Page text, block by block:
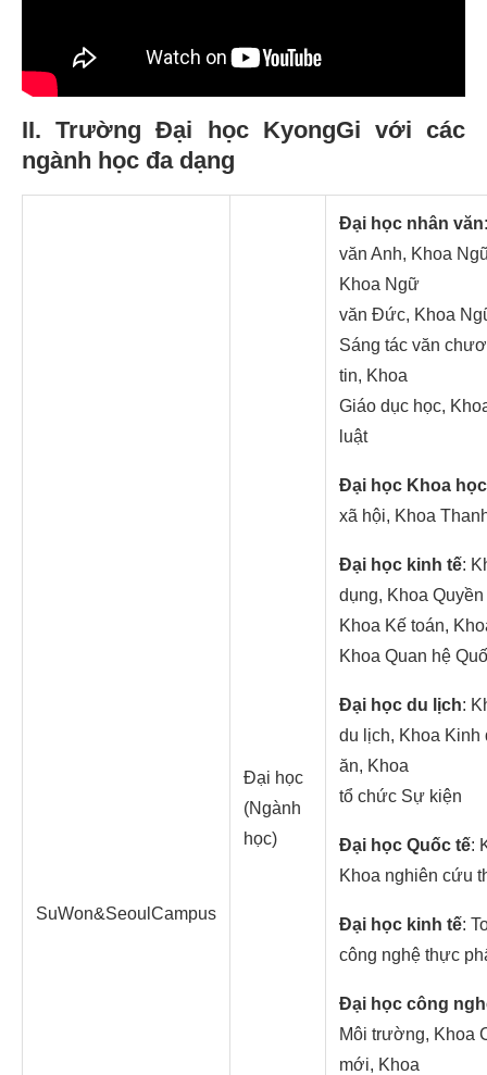
II. Trường Đại học KyongGi với các
ngành học đa dạng
SuWon&SeoulCampus
Đại học
(Ngành
học)
Đại học nhân văn
văn Anh, Khoa
Khoa Ngữ
văn Đức, Khoa
Sáng tác văn
tin, Khoa
Giáo dục học,
luật
Đại học Khoa
xã hội, Khoa
Đại học kinh tế:
dụng, Khoa
Khoa Kế toán,
Khoa Quan hệ
Đại học du lịch:
du lịch, Khoa Kinh
ăn, Khoa
tổ chức Sự kiện
Đại học Quốc tế:
Khoa nghiên cứu
Đại học kinh tế:
công nghệ thực
Đại học công
Môi trường, Khoa
mới, Khoa